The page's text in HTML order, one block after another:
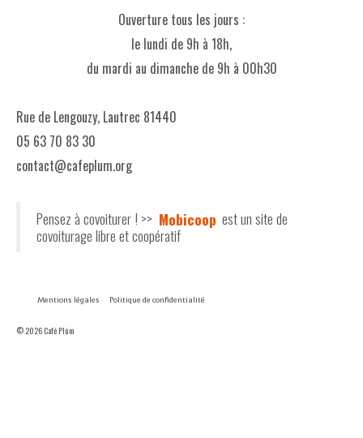
Ouverture tous les jours :
le lundi de 9h à 18h,
du mardi au dimanche de 9h à 00h30
Rue de Lengouzy, Lautrec 81440
05 63 70 83 30
contact@cafeplum.org
Pensez à covoiturer ! >> Mobicoop est un site de
covoiturage libre et coopératif
Mentions légales Politique de confidentialité
© 2026 Café Plùm